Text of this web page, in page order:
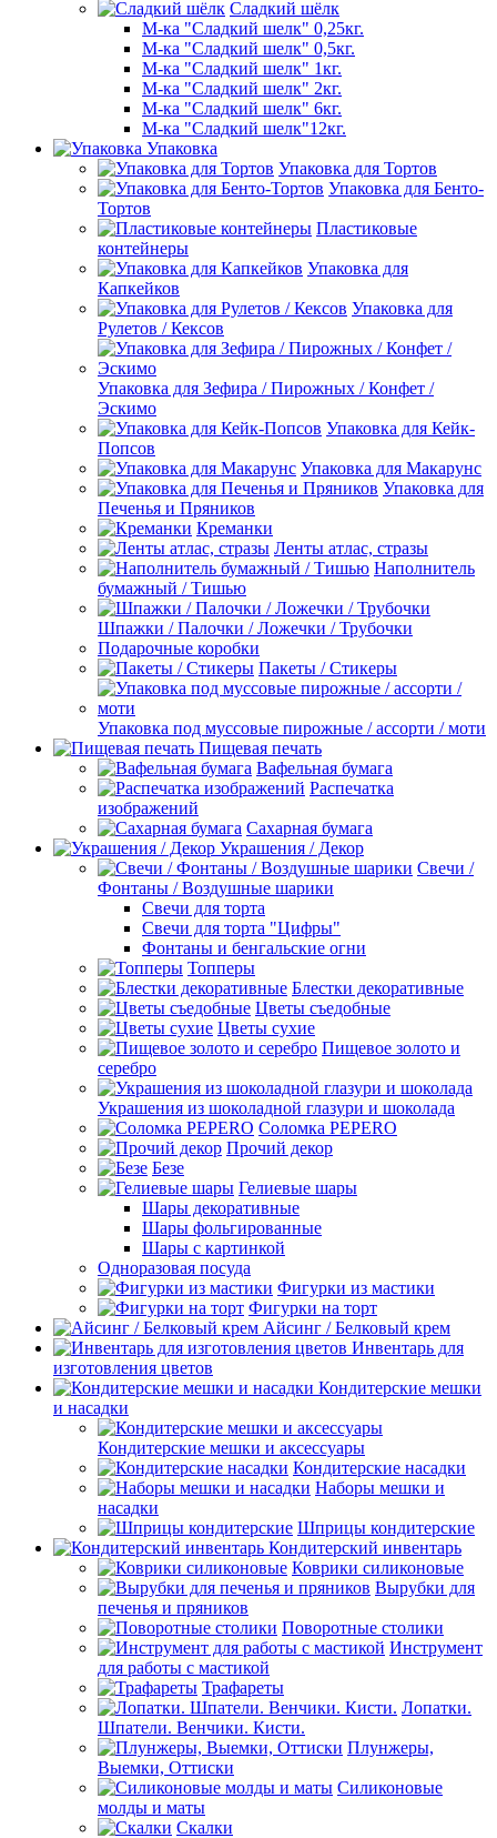
Сладкий шёлк
М-ка "Сладкий шелк" 0,25кг.
М-ка "Сладкий шелк" 0,5кг.
М-ка "Сладкий шелк" 1кг.
М-ка "Сладкий шелк" 2кг.
М-ка "Сладкий шелк" 6кг.
М-ка "Сладкий шелк"12кг.
Упаковка
Упаковка для Тортов
Упаковка для Бенто-
Тортов
Пластиковые
контейнеры
Упаковка для
Капкейков
Упаковка для
Рулетов / Кексов
Упаковка для Зефира / Пирожных / Конфет /
Эскимо
Упаковка для Кейк-
Попсов
Упаковка для Макарунс
Упаковка для
Печенья и Пряников
Креманки
Ленты атлас, стразы
Наполнитель
бумажный / Тишью
Шпажки / Палочки / Ложечки / Трубочки
Подарочные коробки
Пакеты / Стикеры
Упаковка под муссовые пирожные / ассорти / моти
Пищевая печать
Вафельная бумага
Распечатка
изображений
Сахарная бумага
Украшения / Декор
Свечи /
Фонтаны / Воздушные шарики
Свечи для торта
Свечи для торта "Цифры"
Фонтаны и бенгальские огни
Топперы
Блестки декоративные
Цветы съедобные
Цветы сухие
Пищевое золото и
серебро
Украшения из шоколадной глазури и шоколада
Соломка PEPERO
Прочий декор
Безе
Гелиевые шары
Шары декоративные
Шары фольгированные
Шары с картинкой
Одноразовая посуда
Фигурки из мастики
Фигурки на торт
Айсинг / Белковый крем
Инвентарь для
изготовления цветов
Кондитерские мешки
и насадки
Кондитерские мешки и аксессуары
Кондитерские насадки
Наборы мешки и
насадки
Шприцы кондитерские
Кондитерский инвентарь
Коврики силиконовые
Вырубки для
печенья и пряников
Поворотные столики
Инструмент
для работы с мастикой
Трафареты
Лопатки.
Шпатели. Венчики. Кисти.
Плунжеры,
Выемки, Оттиски
Силиконовые
молды и маты
Скалки